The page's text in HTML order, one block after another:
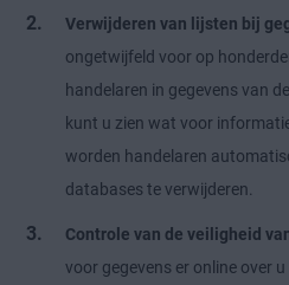
Verwijderen van lijsten bij
ongetwijfeld voor op
handelaren in gegevens van
kunt u zien wat voor
worden handelaren
databases te verwijderen.
Controle van de veiligheid
voor gegevens er online over